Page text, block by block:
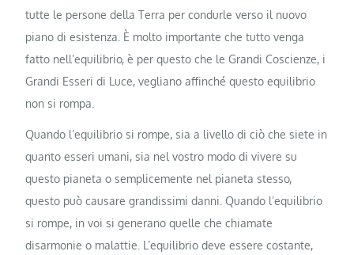
tutte le persone della Terra per condurle verso il nuovo
piano di esistenza. È molto importante che tutto venga
fatto nell’equilibrio, è per questo che le Grandi Coscienze, i
Grandi Esseri di Luce, vegliano affinché questo equilibrio
non si rompa.
Quando l’equilibrio si rompe, sia a livello di ciò che siete in
quanto esseri umani, sia nel vostro modo di vivere su
questo pianeta o semplicemente nel pianeta stesso,
questo può causare grandissimi danni. Quando l’equilibrio
si rompe, in voi si generano quelle che chiamate
disarmonie o malattie. L’equilibrio deve essere costante,